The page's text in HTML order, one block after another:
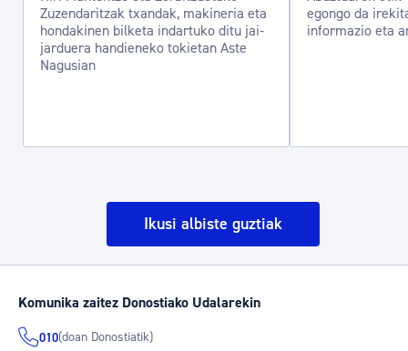
Zuzendaritzak txandak, makineria eta
hondakinen bilketa indartuko ditu jai-
jarduera handieneko tokietan Aste
Nagusian
egongo da
informazio eta
Ikusi albiste guztiak
Komunika zaitez Donostiako Udalarekin
010(doan Donostiatik)